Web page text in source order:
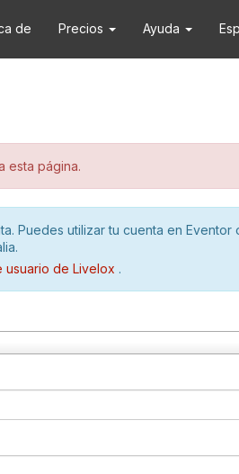
de Precios Ayuda
esta página.
Puedes utilizar tu cuenta en Eventor
usuario de Livelox .